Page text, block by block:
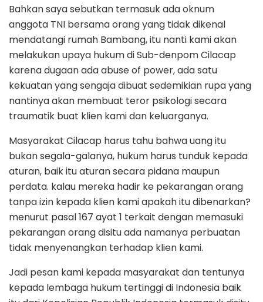
Bahkan saya sebutkan termasuk ada oknum
anggota TNI bersama orang yang tidak dikenal
mendatangi rumah Bambang, itu nanti kami akan
melakukan upaya hukum di Sub-denpom Cilacap
karena dugaan ada abuse of power, ada satu
kekuatan yang sengaja dibuat sedemikian rupa yang
nantinya akan membuat teror psikologi secara
traumatik buat klien kami dan keluarganya.
Masyarakat Cilacap harus tahu bahwa uang itu
bukan segala-galanya, hukum harus tunduk kepada
aturan, baik itu aturan secara pidana maupun
perdata. kalau mereka hadir ke pekarangan orang
tanpa izin kepada klien kami apakah itu dibenarkan?
menurut pasal 167 ayat 1 terkait dengan memasuki
pekarangan orang disitu ada namanya perbuatan
tidak menyenangkan terhadap klien kami.
Jadi pesan kami kepada masyarakat dan tentunya
kepada lembaga hukum tertinggi di Indonesia baik